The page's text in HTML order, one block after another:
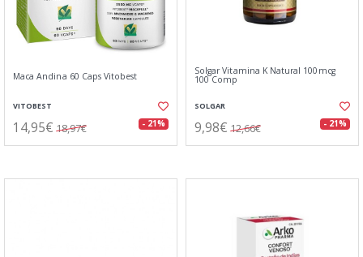
Maca Andina 60 Caps Vitobest
VITOBEST
14,95€ 18,97€ - 21%
Solgar Vitamina K Natural 100mcg
100 Comp
SOLGAR
9,98€ 12,66€ - 21%